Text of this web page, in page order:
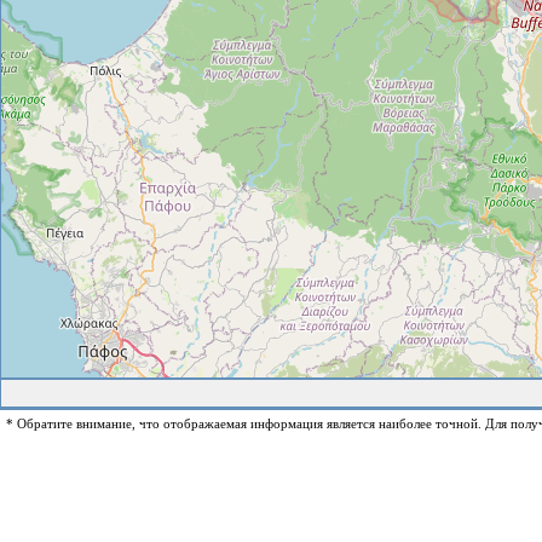
* Обратите внимание, что отображаемая информация является наиболее точной. Для